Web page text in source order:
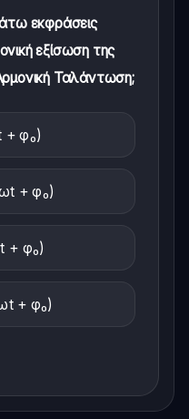
εκφράσεις
εξίσωση της
Ταλάντωση;
+ φ₀)
+ φ₀)
+ φ₀)
+ φ₀)